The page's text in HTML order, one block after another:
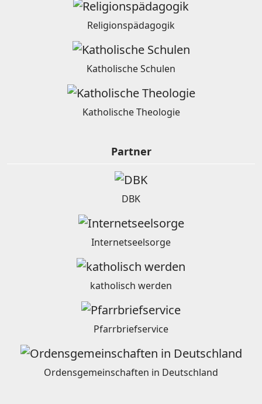
Religionspädagogik
Katholische Schulen
Katholische Theologie
Partner
DBK
Internetseelsorge
katholisch werden
Pfarrbriefservice
Ordensgemeinschaften in Deutschland